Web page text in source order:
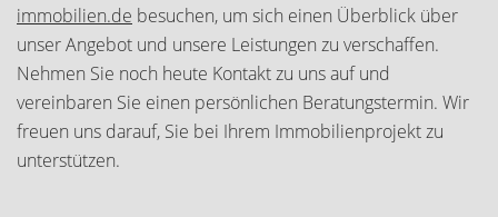
immobilien.de besuchen, um sich einen Überblick über
unser Angebot und unsere Leistungen zu verschaffen.
Nehmen Sie noch heute Kontakt zu uns auf und
vereinbaren Sie einen persönlichen Beratungstermin. Wir
freuen uns darauf, Sie bei Ihrem Immobilienprojekt zu
unterstützen.